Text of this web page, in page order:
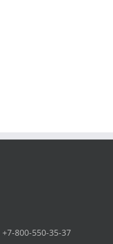
+7-800-550-35-37